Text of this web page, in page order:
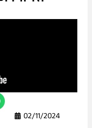
02/11/2024